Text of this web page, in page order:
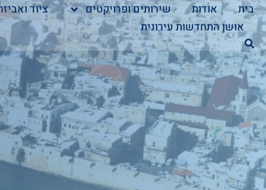
בית אודות שירותים ופרויקטים
ציוד
אושן התחדשות עירונית